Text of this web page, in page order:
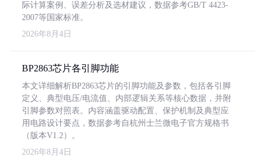
际计算案例、误差分析及选材建议，数据参考GB/T 4423-
2007等国家标准。
2026年8月4日
BP2863芯片各引脚功能
本文详细解析BP2863芯片的引脚功能及参数，包括各引脚
定义、典型电压/电流值、内部逻辑关系等核心数据，并附
引脚参数对照表。内容涵盖驱动配置、保护机制及典型应
用电路设计要点，数据参考自杭州士兰微电子官方规格书
（版本V1.2）。
2026年8月4日